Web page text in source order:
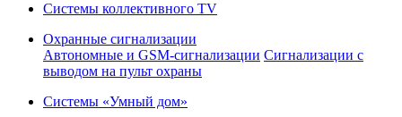
Системы коллективного TV
Охранные сигнализации
Автономные и GSM-сигнализации Сигнализации с
выводом на пульт охраны
Системы «Умный дом»